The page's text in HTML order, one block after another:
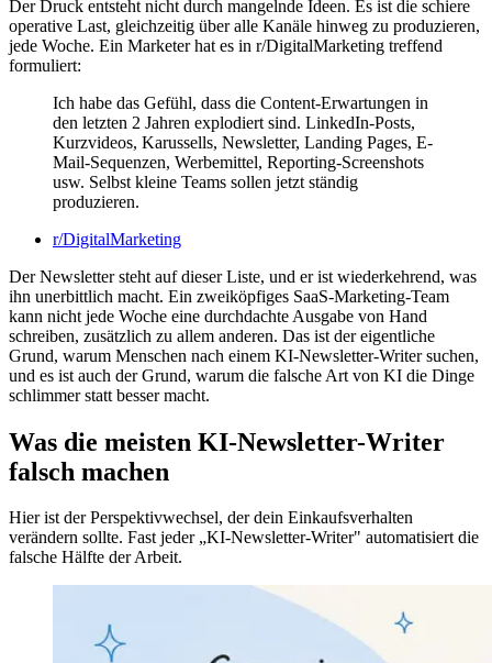
Der Druck entsteht nicht durch mangelnde Ideen. Es ist die schiere
operative Last, gleichzeitig über alle Kanäle hinweg zu produzieren,
jede Woche. Ein Marketer hat es in r/DigitalMarketing treffend
formuliert:
Ich habe das Gefühl, dass die Content-Erwartungen in
den letzten 2 Jahren explodiert sind. LinkedIn-Posts,
Kurzvideos, Karussells, Newsletter, Landing Pages, E-
Mail-Sequenzen, Werbemittel, Reporting-Screenshots
usw. Selbst kleine Teams sollen jetzt ständig
produzieren.
r/DigitalMarketing
Der Newsletter steht auf dieser Liste, und er ist wiederkehrend, was
ihn unerbittlich macht. Ein zweiköpfiges SaaS-Marketing-Team
kann nicht jede Woche eine durchdachte Ausgabe von Hand
schreiben, zusätzlich zu allem anderen. Das ist der eigentliche
Grund, warum Menschen nach einem KI-Newsletter-Writer suchen,
und es ist auch der Grund, warum die falsche Art von KI die Dinge
schlimmer statt besser macht.
Was die meisten KI-Newsletter-Writer
falsch machen
Hier ist der Perspektivwechsel, der dein Einkaufsverhalten
verändern sollte. Fast jeder „KI-Newsletter-Writer" automatisiert die
falsche Hälfte der Arbeit.